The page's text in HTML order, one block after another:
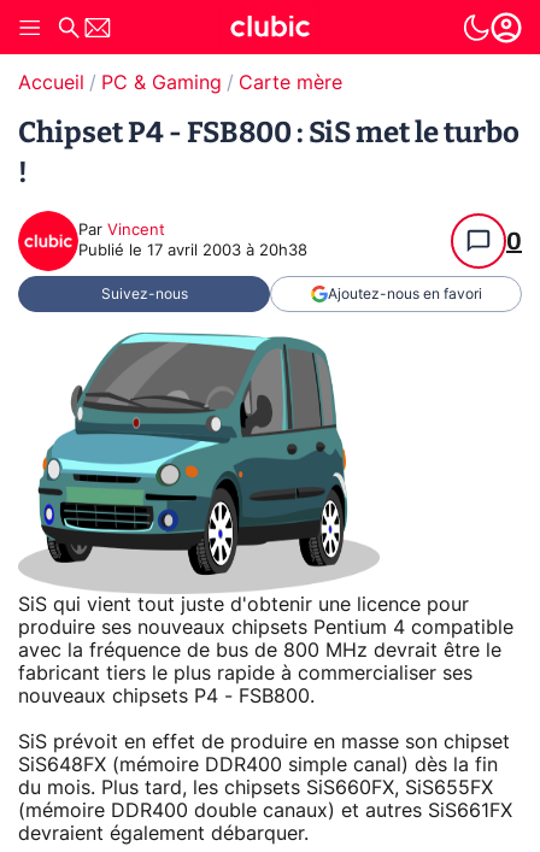
Accueil PC & Gaming Carte mère
Chipset P4 - FSB800 : SiS met le turbo
!
Par Vincent
Publié le 17 avril 2003 à 20h38 0
Suivez-nous Ajoutez-nous en favori
SiS qui vient tout juste d'obtenir une licence pour
produire ses nouveaux chipsets Pentium 4 compatible
avec la fréquence de bus de 800 MHz devrait être le
fabricant tiers le plus rapide à commercialiser ses
nouveaux chipsets P4 - FSB800.
SiS prévoit en effet de produire en masse son chipset
SiS648FX (mémoire DDR400 simple canal) dès la fin
du mois. Plus tard, les chipsets SiS660FX, SiS655FX
(mémoire DDR400 double canaux) et autres SiS661FX
devraient également débarquer.